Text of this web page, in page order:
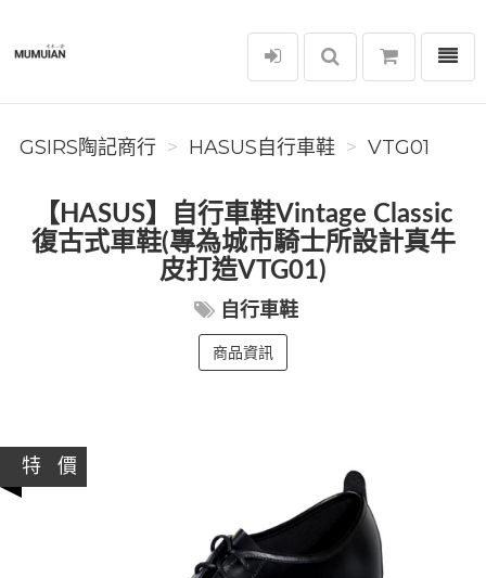
GSIRS陶記商行
選單
GSIRS陶記商行 HASUS自行車鞋 VTG01
【HASUS】自行車鞋Vintage Classic
復古式車鞋(專為城市騎士所設計真牛
皮打造VTG01)
自行車鞋
商品資訊
特 價